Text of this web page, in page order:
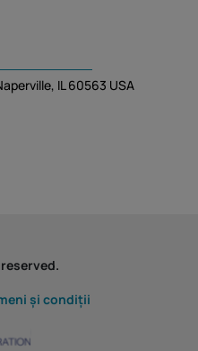
IL 60563 USA
și condiții